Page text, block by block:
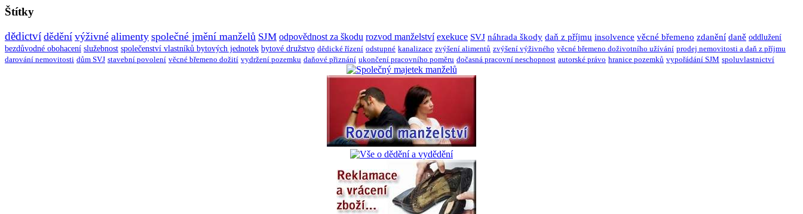
Štítky
dědictví dědění výživné alimenty společné jmění manželů SJM odpovědnost za škodu rozvod manželství exekuce SVJ náhrada škody daň z příjmu insolvence věcné břemeno zdanění daně oddlužení
bezdůvodné obohacení služebnost společenství vlastníků bytových jednotek bytové družstvo dědické řízení odstupné kanalizace zvýšení alimentů zvýšení výživného věcné břemeno doživotního užívání prodej nemovitosti a daň z příjmu
darování nemovitosti dům SVJ stavební povolení věcné břemeno dožití vydržení pozemku daňové přiznání ukončení pracovního poměru dočasná pracovní neschopnost autorské právo hranice pozemků vypořádání SJM spoluvlastnictví